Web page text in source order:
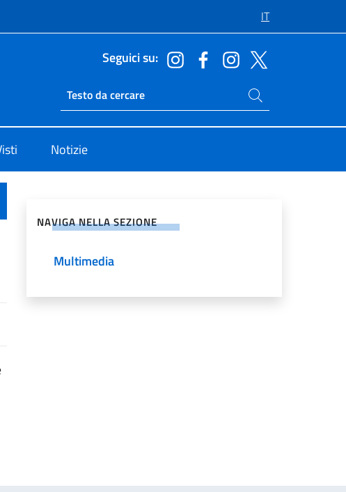
IT
Seguici su:
Ricerca sito live
Cerca nel sito
Notizie
NAVIGA NELLA SEZIONE
Multimedia